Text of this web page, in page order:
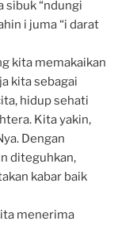
sibuk “ndungi
i juma “i darat
kita memakaikan
kita sebagai
hidup sehati
Kita yakin,
Dengan
diteguhkan,
kabar baik
menerima